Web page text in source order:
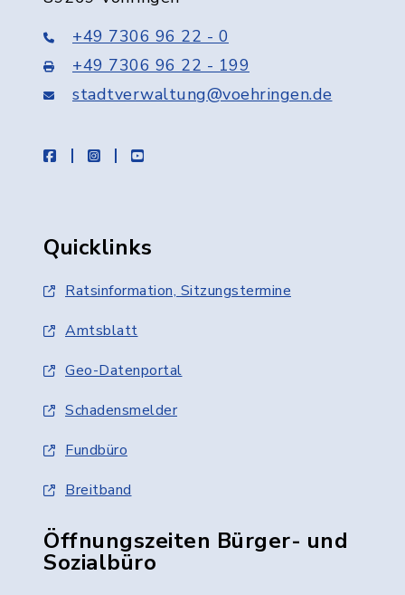
+49 7306 96 22 - 0
+49 7306 96 22 - 199
stadtverwaltung@voehringen.de
facebookinstagramyoutube
Quicklinks
Ratsinformation, Sitzungstermine
Amtsblatt
Geo-Datenportal
Schadensmelder
Fundbüro
Breitband
Öffnungszeiten Bürger- und
Sozialbüro